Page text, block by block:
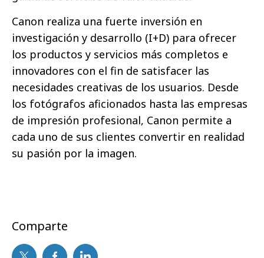
Canon realiza una fuerte inversión en
investigación y desarrollo (I+D) para ofrecer
los productos y servicios más completos e
innovadores con el fin de satisfacer las
necesidades creativas de los usuarios. Desde
los fotógrafos aficionados hasta las empresas
de impresión profesional, Canon permite a
cada uno de sus clientes convertir en realidad
su pasión por la imagen.
Comparte